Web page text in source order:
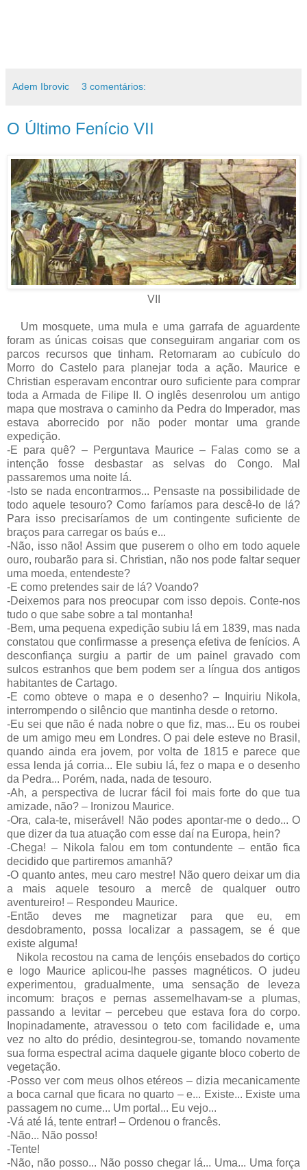
Adem Ibrovic 3 comentários:
O Último Fenício VII
VII
Um mosquete, uma mula e uma garrafa de aguardente
foram as únicas coisas que conseguiram angariar com os
parcos recursos que tinham. Retornaram ao cubículo do
Morro do Castelo para planejar toda a ação. Maurice e
Christian esperavam encontrar ouro suficiente para comprar
toda a Armada de Filipe II. O inglês desenrolou um antigo
mapa que mostrava o caminho da Pedra do Imperador, mas
estava aborrecido por não poder montar uma grande
expedição.
-E para quê? – Perguntava Maurice – Falas como se a
intenção fosse desbastar as selvas do Congo. Mal
passaremos uma noite lá.
-Isto se nada encontrarmos... Pensaste na possibilidade de
todo aquele tesouro? Como faríamos para descê-lo de lá?
Para isso precisaríamos de um contingente suficiente de
braços para carregar os baús e...
-Não, isso não! Assim que puserem o olho em todo aquele
ouro, roubarão para si. Christian, não nos pode faltar sequer
uma moeda, entendeste?
-E como pretendes sair de lá? Voando?
-Deixemos para nos preocupar com isso depois. Conte-nos
tudo o que sabe sobre a tal montanha!
-Bem, uma pequena expedição subiu lá em 1839, mas nada
constatou que confirmasse a presença efetiva de fenícios. A
desconfiança surgiu a partir de um painel gravado com
sulcos estranhos que bem podem ser a língua dos antigos
habitantes de Cartago.
-E como obteve o mapa e o desenho? – Inquiriu Nikola,
interrompendo o silêncio que mantinha desde o retorno.
-Eu sei que não é nada nobre o que fiz, mas... Eu os roubei
de um amigo meu em Londres. O pai dele esteve no Brasil,
quando ainda era jovem, por volta de 1815 e parece que
essa lenda já corria... Ele subiu lá, fez o mapa e o desenho
da Pedra... Porém, nada, nada de tesouro.
-Ah, a perspectiva de lucrar fácil foi mais forte do que tua
amizade, não? – Ironizou Maurice.
-Ora, cala-te, miserável! Não podes apontar-me o dedo... O
que dizer da tua atuação com esse daí na Europa, hein?
-Chega! – Nikola falou em tom contundente – então fica
decidido que partiremos amanhã?
-O quanto antes, meu caro mestre! Não quero deixar um dia
a mais aquele tesouro a mercê de qualquer outro
aventureiro! – Respondeu Maurice.
-Então deves me magnetizar para que eu, em
desdobramento, possa localizar a passagem, se é que
existe alguma!
Nikola recostou na cama de lençóis ensebados do cortiço
e logo Maurice aplicou-lhe passes magnéticos. O judeu
experimentou, gradualmente, uma sensação de leveza
incomum: braços e pernas assemelhavam-se a plumas,
passando a levitar – percebeu que estava fora do corpo.
Inopinadamente, atravessou o teto com facilidade e, uma
vez no alto do prédio, desintegrou-se, tomando novamente
sua forma espectral acima daquele gigante bloco coberto de
vegetação.
-Posso ver com meus olhos etéreos – dizia mecanicamente
a boca carnal que ficara no quarto – e... Existe... Existe uma
passagem no cume... Um portal... Eu vejo...
-Vá até lá, tente entrar! – Ordenou o francês.
-Não... Não posso!
-Tente!
-Não, não posso... Não posso chegar lá... Uma... Uma força